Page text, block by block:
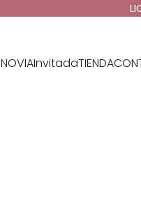
NOVIAInvitadaTIENDA